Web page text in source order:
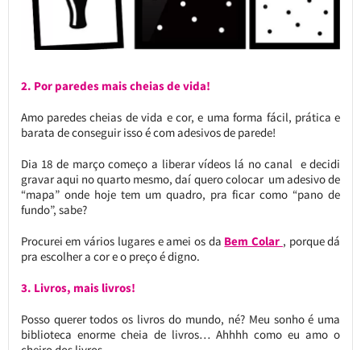
2. Por paredes mais cheias de vida!
Amo paredes cheias de vida e cor, e uma forma fácil, prática e
barata de conseguir isso é com adesivos de parede!
Dia 18 de março começo a liberar vídeos lá no canal e decidi
gravar aqui no quarto mesmo, daí quero colocar um adesivo de
“mapa” onde hoje tem um quadro, pra ficar como “pano de
fundo”, sabe?
Procurei em vários lugares e amei os da Bem Colar , porque dá
pra escolher a cor e o preço é digno.
3. Livros, mais livros!
Posso querer todos os livros do mundo, né? Meu sonho é uma
biblioteca enorme cheia de livros… Ahhhh como eu amo o